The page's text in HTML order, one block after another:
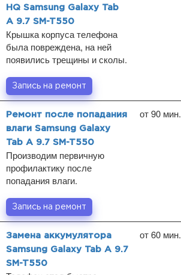
HQ Samsung Galaxy Tab
A 9.7 SM-T550
Крышка корпуса телефона
была повреждена, на ней
появились трещины и сколы.
Запись на ремонт
Ремонт после попадания
влаги Samsung Galaxy
Tab A 9.7 SM-T550
Производим первичную
профилактику после
попадания влаги.
от 90 мин.
Запись на ремонт
Замена аккумулятора
Samsung Galaxy Tab A 9.7
SM-T550
от 60 мин.